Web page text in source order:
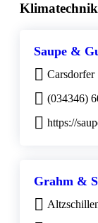
Saupe &
Carsdorfer
(034346)
https://
Grahm &